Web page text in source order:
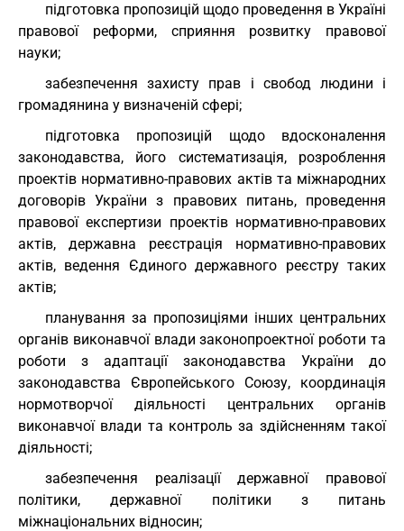
підготовка пропозицій щодо проведення в Україні
правової реформи, сприяння розвитку правової
науки;
забезпечення захисту прав і свобод людини і
громадянина у визначеній сфері;
підготовка пропозицій щодо вдосконалення
законодавства, його систематизація, розроблення
проектів нормативно-правових актів та міжнародних
договорів України з правових питань, проведення
правової експертизи проектів нормативно-правових
актів, державна реєстрація нормативно-правових
актів, ведення Єдиного державного реєстру таких
актів;
планування за пропозиціями інших центральних
органів виконавчої влади законопроектної роботи та
роботи з адаптації законодавства України до
законодавства Європейського Союзу, координація
нормотворчої діяльності центральних органів
виконавчої влади та контроль за здійсненням такої
діяльності;
забезпечення реалізації державної правової
політики, державної політики з питань
міжнаціональних відносин;